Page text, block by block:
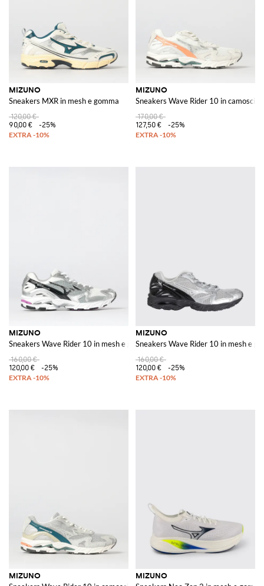
MIZUNO
Sneakers MXR in mesh e gomma
120,00 €
90,00 €
-25%
MIZUNO
Sneakers Wave Rider 10 in camoscio
170,00 €
127,50 €
-25%
MIZUNO
Sneakers Wave Rider 10 in mesh e gomma
160,00 €
120,00 €
-25%
MIZUNO
Sneakers Wave Rider 10 in mesh e
160,00 €
120,00 €
-25%
MIZUNO MIZUNO